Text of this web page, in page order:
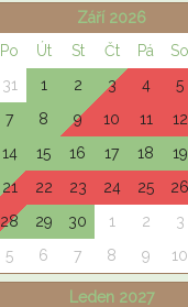
Září 2026
Po
Út St Čt Pá
So
31
1 2 3 4
5
7
8 9 10 11
12
14
15 16 17 18
19
21
22 23 24 25
26
28
29 30 1 2
3
5
6 7 8 9 10
Leden 2027